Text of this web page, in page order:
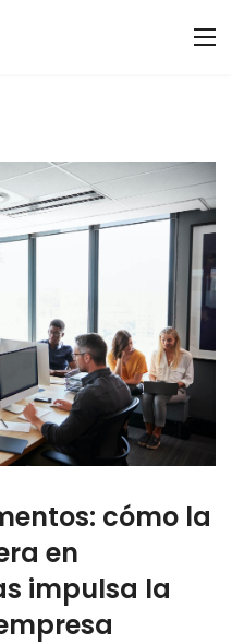
cómo la
en
impulsa la